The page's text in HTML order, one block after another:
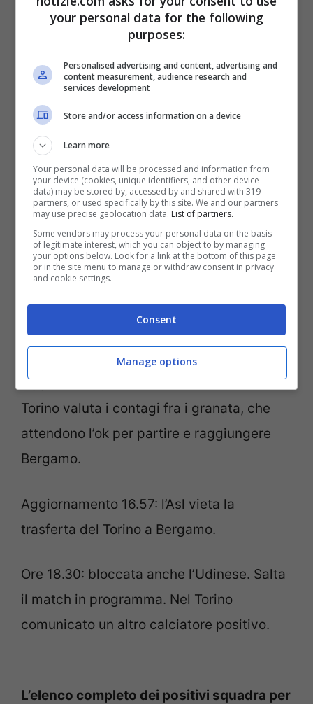
squadra per squadra e gli aggiornamenti
ESCLUSIVA – Improta:
“Insigne cacciato da De Laurentiis, lo fa
apposta”
Aggiornamento ore 16: L’Asl di Napoli non
ha bloccato la trasferta dei partenopei.
Aggiornamento ore 16:40: L’Udinese non
sa ancora se giocherà a Firenze, restano
dubbi sulla partenza per il match.
Valutazioni delle autorità sanitarie in corso.
Aggiornamento ore 16.45: anche l’Asl di
Torino valuta i contagi fra i granata, che
attendono l’ok per partire e raggiungere
Bergamo.
Aggiornamento 16.57: l’Asl vieta la
trasferta del Torino a Bergamo.
Ore 18.30: bloccata anche l’Udinese. Salta
il match in programma. Nel Torino
comunicato un altro calciatore positivo.
L’elenco completo dei positivi squadra per
your personal data for the following
purposes:
Personalised advertising and content, advertising and
content measurement, audience research and
services development
Store and/or access information on a device
Learn more
Your personal data will be processed and information from
your device (cookies, unique identifiers, and other device
data) may be stored by, accessed by and shared with 319
partners, or used specifically by this site. We and our partners
may use precise geolocation data. List of partners.
Some vendors may process your personal data on the basis
of legitimate interest, which you can object to by managing
your options below. Look for a link at the bottom of this page
or in the site menu to manage or withdraw consent in privacy
and cookie settings.
Consent
Manage options